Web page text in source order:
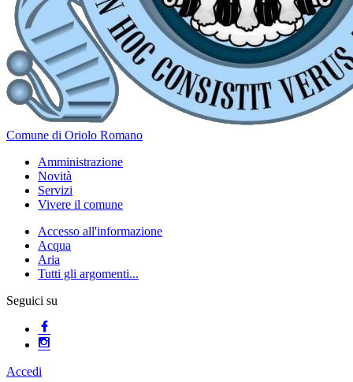
Comune di Oriolo Romano
Amministrazione
Novità
Servizi
Vivere il comune
Accesso all'informazione
Acqua
Aria
Tutti gli argomenti...
Seguici su
Accedi